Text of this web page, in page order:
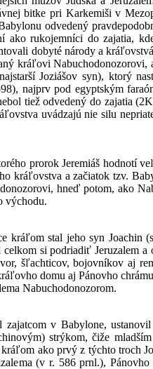
bitke pri Karkemiši v
odvedený
ako rukojemníci do zajatia,
dobyté národy a
kráľovi
Joziášov syn), ktorý
najprv pod egyptským
tiež odvedený do zajatia
uvádzajú nie silu
prorok Jeremiáš hodnotí
kráľovstva a začiatok tzv.
hneď potom, ako
východu.
kráľom stal jeho syn Joachin
si podriadiť Jeruzalem
šľachticov, bojovníkov aj
domu aj Pánovho
Nabuchodonozorom.
zajatcom v Babylone,
strýkom, čiže
ako prvý z týchto troch
(v r. 586 prnl.),